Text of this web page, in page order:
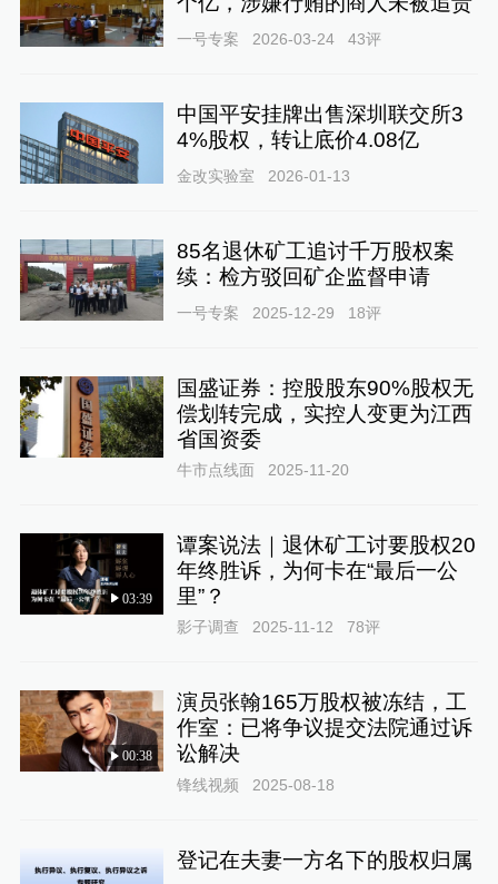
一号专案 2026-03-24 43评
中国平安挂牌出售深圳联交所3
4%股权，转让底价4.08亿
金改实验室 2026-01-13
85名退休矿工追讨千万股权案
续：检方驳回矿企监督申请
一号专案 2025-12-29 18评
国盛证券：控股股东90%股权无
偿划转完成，实控人变更为江西
省国资委
牛市点线面 2025-11-20
03:39
谭案说法｜退休矿工讨要股权20
年终胜诉，为何卡在“最后一公
里”？
影子调查 2025-11-12 78评
00:38
演员张翰165万股权被冻结，工
作室：已将争议提交法院通过诉
讼解决
锋线视频 2025-08-18
登记在夫妻一方名下的股权归属